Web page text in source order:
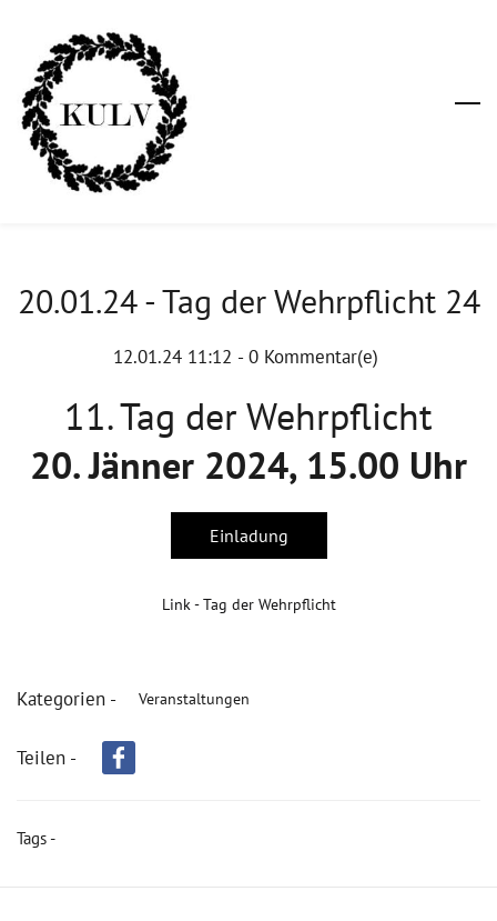
main
content
20.01.24 - Tag der Wehrpflicht 24
12.01.24 11:12 -0 Kommentar(e)
11. Tag der Wehrpflicht
20. Jänner 2024, 15.00 Uhr
Einladung
Link - Tag der Wehrpflicht
Kategorien - Veranstaltungen
Teilen -
Tags -